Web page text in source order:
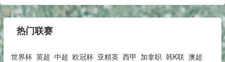
热门联赛
世界杯 英超 中超 欧冠杯 亚精英 西甲 加拿职 韩K联 澳超